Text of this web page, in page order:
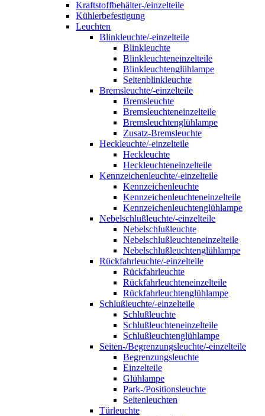
Kraftstoffbehälter-/einzelteile
Kühlerbefestigung
Leuchten
Blinkleuchte/-einzelteile
Blinkleuchte
Blinkleuchteneinzelteile
Blinkleuchtenglühlampe
Seitenblinkleuchte
Bremsleuchte/-einzelteile
Bremsleuchte
Bremsleuchteneinzelteile
Bremsleuchtenglühlampe
Zusatz-Bremsleuchte
Heckleuchte/-einzelteile
Heckleuchte
Heckleuchteneinzelteile
Kennzeichenleuchte/-einzelteile
Kennzeichenleuchte
Kennzeichenleuchteneinzelteile
Kennzeichenleuchtenglühlampe
Nebelschlußleuchte/-einzelteile
Nebelschlußleuchte
Nebelschlußleuchteneinzelteile
Nebelschlußleuchtenglühlampe
Rückfahrleuchte/-einzelteile
Rückfahrleuchte
Rückfahrleuchteneinzelteile
Rückfahrleuchtenglühlampe
Schlußleuchte/-einzelteile
Schlußleuchte
Schlußleuchteneinzelteile
Schlußleuchtenglühlampe
Seiten-/Begrenzungsleuchte/-einzelteile
Begrenzungsleuchte
Einzelteile
Glühlampe
Park-/Positionsleuchte
Seitenleuchten
Türleuchte